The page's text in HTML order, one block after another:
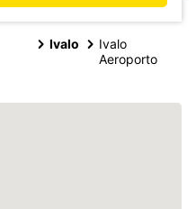
Ivalo
Ivalo
Aeroporto